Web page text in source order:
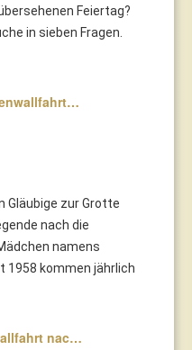
Feiertag?
in sieben Fragen.
Gläubige zur Grotte
nach die
namens
1958 kommen jährlich
nac…